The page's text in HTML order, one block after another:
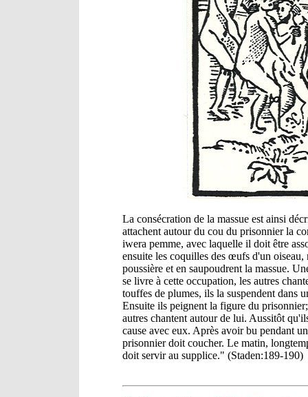
La consécration de la massue est ainsi
attachent autour du cou du prisonnier la
iwera pemme, avec laquelle il doit être
ensuite les coquilles des œufs d'un
poussière et en saupoudrent la massue.
se livre à cette occupation, les autres
touffes de plumes, ils la suspendent dans
Ensuite ils peignent la figure du
autres chantent autour de lui. Aussitôt
cause avec eux. Après avoir bu pendant
prisonnier doit coucher. Le matin,
doit servir au supplice." (Staden:189-190)